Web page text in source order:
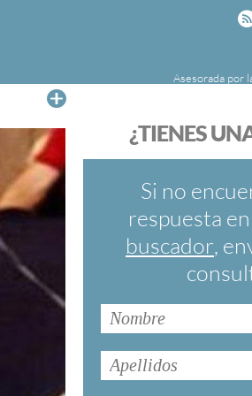
Asesorada por
FundéuRAE es una
cuyo objetivo es
español en los medios
Internet.
¿TIENES
Si no
respuesta
buscador,